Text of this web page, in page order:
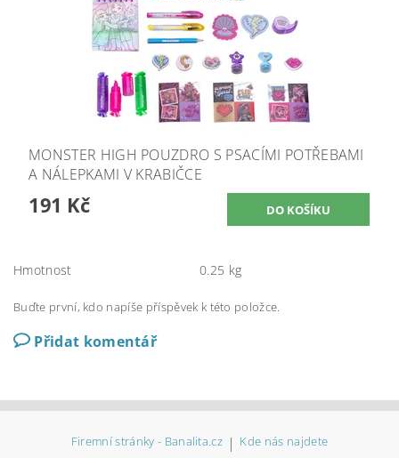
MONSTER HIGH POUZDRO S PSACÍMI POTŘEBAMI
A NÁLEPKAMI V KRABIČCE
191 Kč
Hmotnost 0.25 kg
Buďte první, kdo napíše příspěvek k této položce.
Přidat komentář
Firemní stránky - Banalita.cz | Kde nás najdete